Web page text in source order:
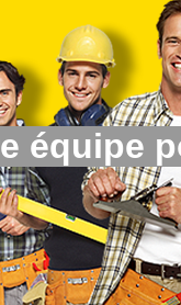
équipe